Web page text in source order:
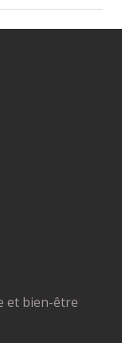
et bien-être